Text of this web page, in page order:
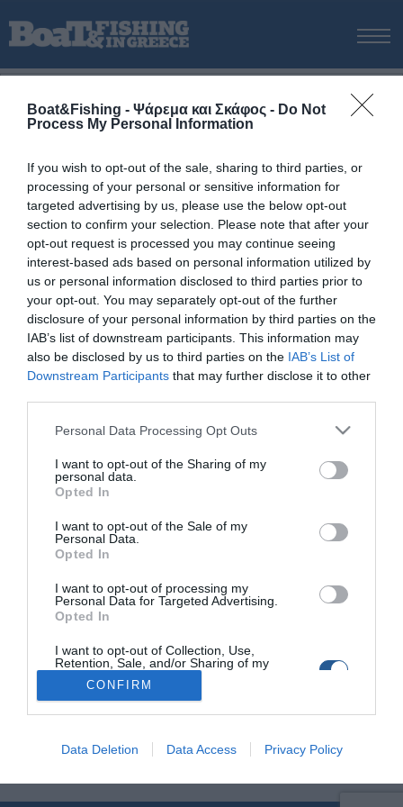
Boat&Fishing - Ψάρεμα και Σκάφος - Do Not
Process My Personal Information
If you wish to opt-out of the sale, sharing to third parties, or
processing of your personal or sensitive information for
targeted advertising by us, please use the below opt-out
section to confirm your selection. Please note that after your
opt-out request is processed you may continue seeing
interest-based ads based on personal information utilized by
us or personal information disclosed to third parties prior to
your opt-out. You may separately opt-out of the further
disclosure of your personal information by third parties on the
IAB’s list of downstream participants. This information may
also be disclosed by us to third parties on the IAB’s List of
Downstream Participants that may further disclose it to other
Personal Data Processing Opt Outs
I want to opt-out of the Sharing of my
personal data.
Opted In
I want to opt-out of the Sale of my
Personal Data.
Opted In
I want to opt-out of processing my
Personal Data for Targeted Advertising.
Opted In
I want to opt-out of Collection, Use,
Retention, Sale, and/or Sharing of my
Personal Data that Is Unrelated with the
Purposes for which it was collected.
Opted Out
CONFIRM
Data Deletion Data Access Privacy Policy
ΝΕΑ
ΨΑΡΕΜΑ ΑΠΟ ΑΚΤΗ
ΨΑΡΕΜΑ ΑΠΟ ΣΚΑΦΟΣ
ΨΑΡΟΤΟΥΦΕΚΟ
ΣΚΑΦΟΣ
VIDEO
ΕΞΟΠΛΙΣΜΟΣ
ΘΕΣΣΑΛΟΝΙΚΗ BOAT & FISHING SHOW 2025
BOAT & FISHING SHOW 2025
ΑΡΧΙΚΗ/Κόρφος Κορινθίας
Tag:Κόρφος Κορινθίας
Εντοπισμός και κατάσχεση αλιευτικού
εξοπλισμού για παράνομη νυχτερινή
υποβρύχια αλιεία
Εντοπισμός και κατάσχεση αλιευτικών εργαλείων σημειώθηκε
τις βραδινές ώρες χθες στην περιοχή «Κόρφος» Κορινθίας,
Λιμενικής Αρχής Κορίνθου. Σύμφωνα με την ανακοίνωση, οι
λιμενικοί εντόπισαν ένα μηχανοκίνητο σκάφος με τρεις
φέρει φώτα ναυσιπλοΐας. Από την έρευνα προέκυψε ότι οι
επιβαίνοντες […]